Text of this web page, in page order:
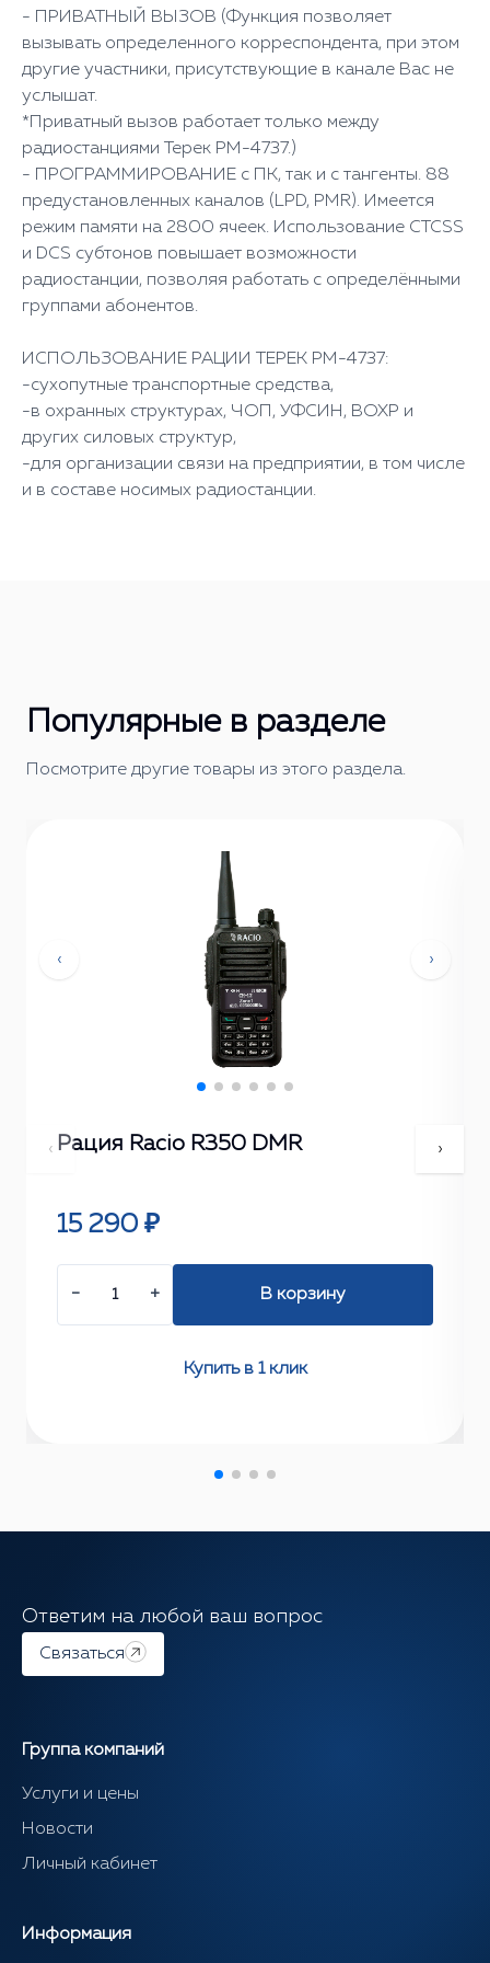
- ПРИВАТНЫЙ ВЫЗОВ (Функция позволяет
вызывать определенного корреспондента, при этом
другие участники, присутствующие в канале Вас не
услышат.
*Приватный вызов работает только между
радиостанциями Терек РМ-4737.)
- ПРОГРАММИРОВАНИЕ с ПК, так и с тангенты. 88
предустановленных каналов (LPD, PMR). Имеется
режим памяти на 2800 ячеек. Использование CTCSS
и DCS субтонов повышает возможности
радиостанции, позволяя работать с определёнными
группами абонентов.
ИСПОЛЬЗОВАНИЕ РАЦИИ ТЕРЕК РМ-4737:
-сухопутные транспортные средства,
-в охранных структурах, ЧОП, УФСИН, ВОХР и
других силовых структур,
-для организации связи на предприятии, в том числе
и в составе носимых радиостанции.
Популярные в разделе
Посмотрите другие товары из этого раздела.
‹ ›
Рация Racio R350 DMR
15 290 ₽
− + В корзину
Купить в 1 клик
‹ ›
Ответим на любой ваш вопрос
Связаться
Группа компаний
Услуги и цены
Новости
Личный кабинет
Информация